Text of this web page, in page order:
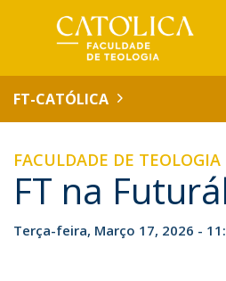
FT-CATÓLICA
FACULDADE DE TEOLOGIA
FT na
Terça-feira, Março 17, 2026 -